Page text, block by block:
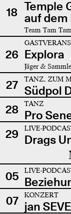
18 Temple
auf dem
Team Tam
26 Explora
Jäger &
27 TANZ, ZUM
Südpol
28
TANZ
Pro
29
LIVE-
Drags
05 LIVE-
07
KONZERT
jan